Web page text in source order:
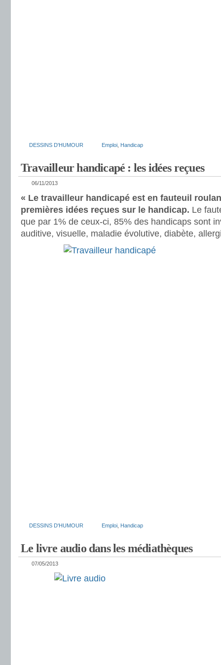
DESSINS D'HUMOUR Emploi Handicap
Travailleur handicapé : les idées reçues
06/11/2013
« Le travailleur handicapé est en fauteuil
premières idées reçues sur le handicap. Le
que par 1% de ceux-ci, 85% des handicaps sont
auditive, visuelle, maladie évolutive, diabète,
DESSINS D'HUMOUR Emploi Handicap
Le livre audio dans les médiathèques
07/05/2013